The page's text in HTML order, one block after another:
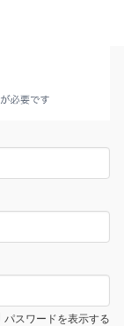
パスワードを表示する